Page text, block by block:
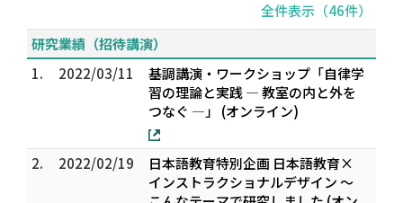
全件表示（46件）
研究業績（招待講演）
1.
2022/03/11
基調講演・ワークショップ「自律学
習の理論と実践 ― 教室の内と外を
つなぐ ―」 (オンライン)
2. 2022/02/19
日本語教育特別企画 日本語教育×
インストラクショナルデザイン 〜